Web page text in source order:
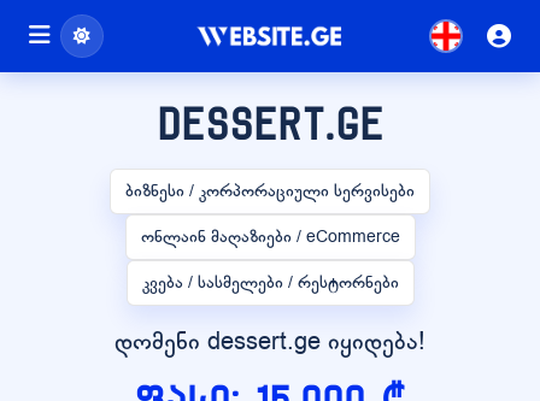
dessert.ge
ბიზნესი / კორპორაციული სერვისები
ონლაინ მაღაზიები / eCommerce
კვება / სასმელები / რესტორნები
დომენი dessert.ge იყიდება!